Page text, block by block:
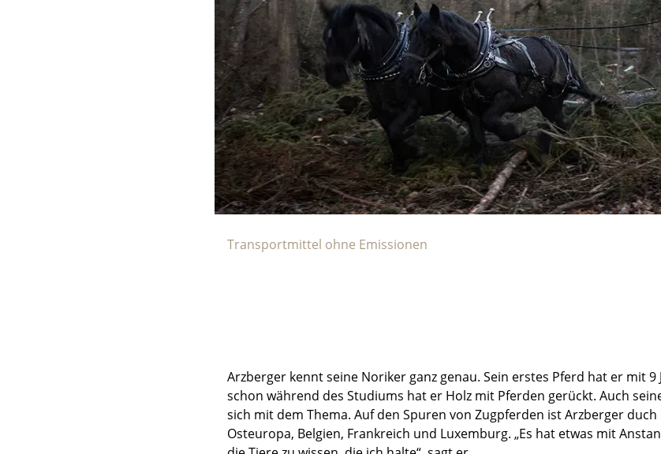
Transportmittel ohne Emissionen
Arzberger kennt seine Noriker ganz genau. Sein erstes Pferd hat er mit
schon während des Studiums hat er Holz mit Pferden gerückt. Auch
sich mit dem Thema. Auf den Spuren von Zugpferden ist Arzberger
Osteuropa, Belgien, Frankreich und Luxemburg. „Es hat etwas mit